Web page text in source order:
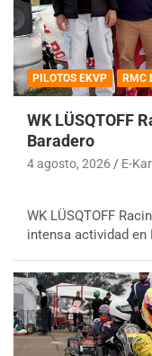
PILOTOS EKVP RMC
WK LÜSQTOFF
Baradero
4 agosto, 2026 E-
WK LÜSQTOFF
intensa actividad en